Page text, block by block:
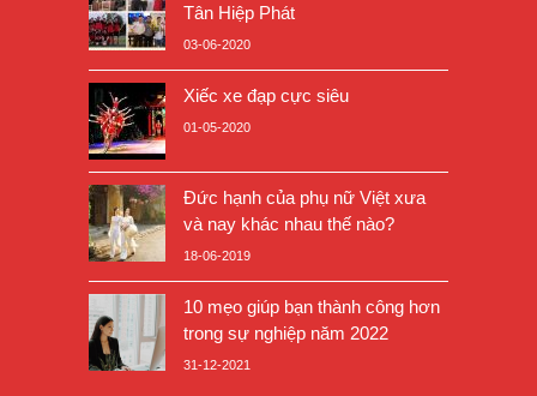
Tân Hiệp Phát
03-06-2020
Xiếc xe đạp cực siêu
01-05-2020
Đức hạnh của phụ nữ Việt xưa
và nay khác nhau thế nào?
18-06-2019
10 mẹo giúp bạn thành công hơn
trong sự nghiệp năm 2022
31-12-2021